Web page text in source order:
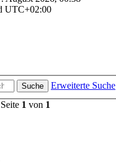
UTC+02:00
Suche
Erweiterte Suche
1 von 1